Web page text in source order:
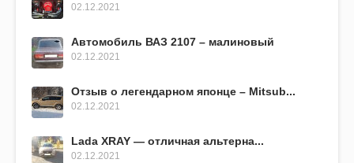
02.12.2021
Автомобиль ВАЗ 2107 – малиновый
02.12.2021
Отзыв о легендарном японце – Mitsub...
02.12.2021
Lada XRAY — отличная альтерна...
02.12.2021